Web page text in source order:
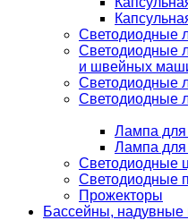
Светодиодные
Светодиодные
и швейных
Светодиодные
Светодиодные
Лампа для
Лампа для
Светодиодные
Светодиодные
Прожекторы
Бассейны, надувные